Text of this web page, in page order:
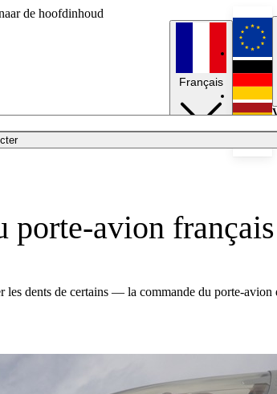
de hoofdinhoud
Français
porte-avion
dents de certains — la commande du porte-